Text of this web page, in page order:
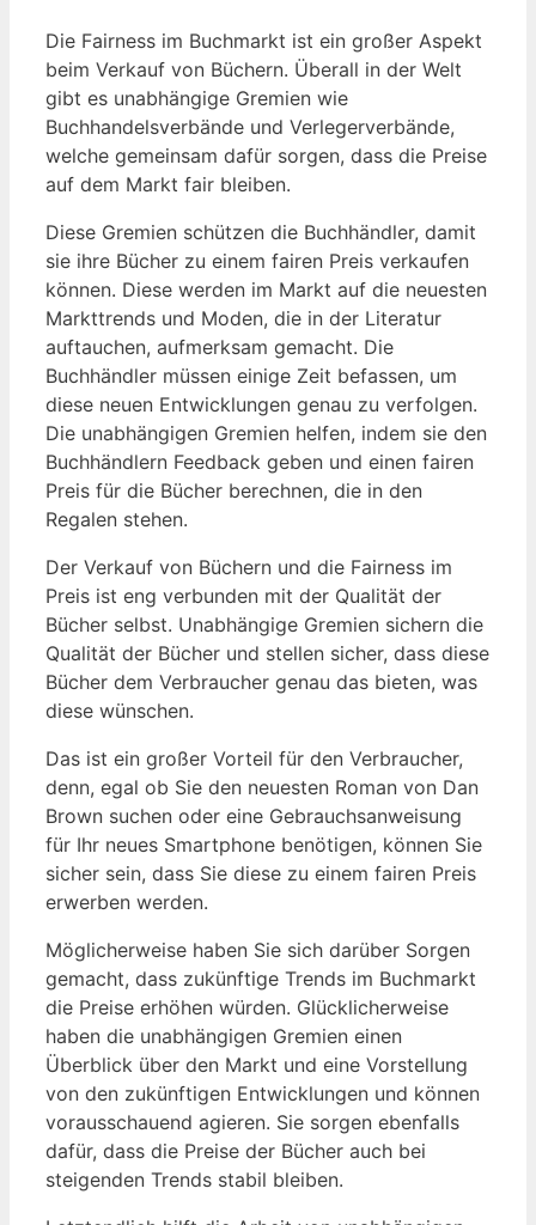
Die Fairness im Buchmarkt ist ein großer Aspekt
beim Verkauf von Büchern. Überall in der Welt
gibt es unabhängige Gremien wie
Buchhandelsverbände und Verlegerverbände,
welche gemeinsam dafür sorgen, dass die Preise
auf dem Markt fair bleiben.
Diese Gremien schützen die Buchhändler, damit
sie ihre Bücher zu einem fairen Preis verkaufen
können. Diese werden im Markt auf die neuesten
Markttrends und Moden, die in der Literatur
auftauchen, aufmerksam gemacht. Die
Buchhändler müssen einige Zeit befassen, um
diese neuen Entwicklungen genau zu verfolgen.
Die unabhängigen Gremien helfen, indem sie den
Buchhändlern Feedback geben und einen fairen
Preis für die Bücher berechnen, die in den
Regalen stehen.
Der Verkauf von Büchern und die Fairness im
Preis ist eng verbunden mit der Qualität der
Bücher selbst. Unabhängige Gremien sichern die
Qualität der Bücher und stellen sicher, dass diese
Bücher dem Verbraucher genau das bieten, was
diese wünschen.
Das ist ein großer Vorteil für den Verbraucher,
denn, egal ob Sie den neuesten Roman von Dan
Brown suchen oder eine Gebrauchsanweisung
für Ihr neues Smartphone benötigen, können Sie
sicher sein, dass Sie diese zu einem fairen Preis
erwerben werden.
Möglicherweise haben Sie sich darüber Sorgen
gemacht, dass zukünftige Trends im Buchmarkt
die Preise erhöhen würden. Glücklicherweise
haben die unabhängigen Gremien einen
Überblick über den Markt und eine Vorstellung
von den zukünftigen Entwicklungen und können
vorausschauend agieren. Sie sorgen ebenfalls
dafür, dass die Preise der Bücher auch bei
steigenden Trends stabil bleiben.